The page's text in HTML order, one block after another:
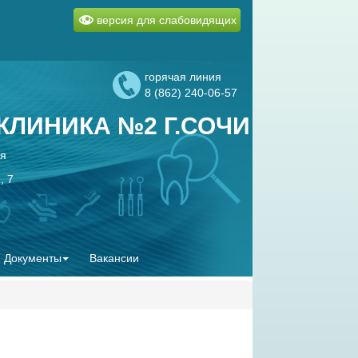
версия для слабовидящих
горячая линия
8 (862) 240-06-57
№2 Г.СОЧИ
7
Документы Вакансии